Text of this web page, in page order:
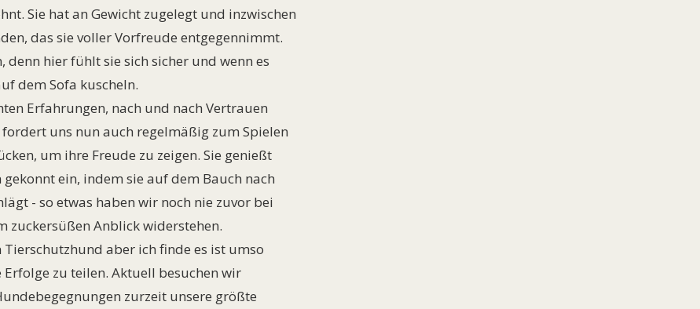
Sie hat an Gewicht zugelegt und inzwischen
das sie voller Vorfreude entgegennimmt.
hier fühlt sie sich sicher und wenn es
dem Sofa kuscheln.
Erfahrungen, nach und nach Vertrauen
uns nun auch regelmäßig zum Spielen
um ihre Freude zu zeigen. Sie genießt
ein, indem sie auf dem Bauch nach
- so etwas haben wir noch nie zuvor bei
zuckersüßen Anblick widerstehen.
aber ich finde es ist umso
zu teilen. Aktuell besuchen wir
zurzeit unsere größte